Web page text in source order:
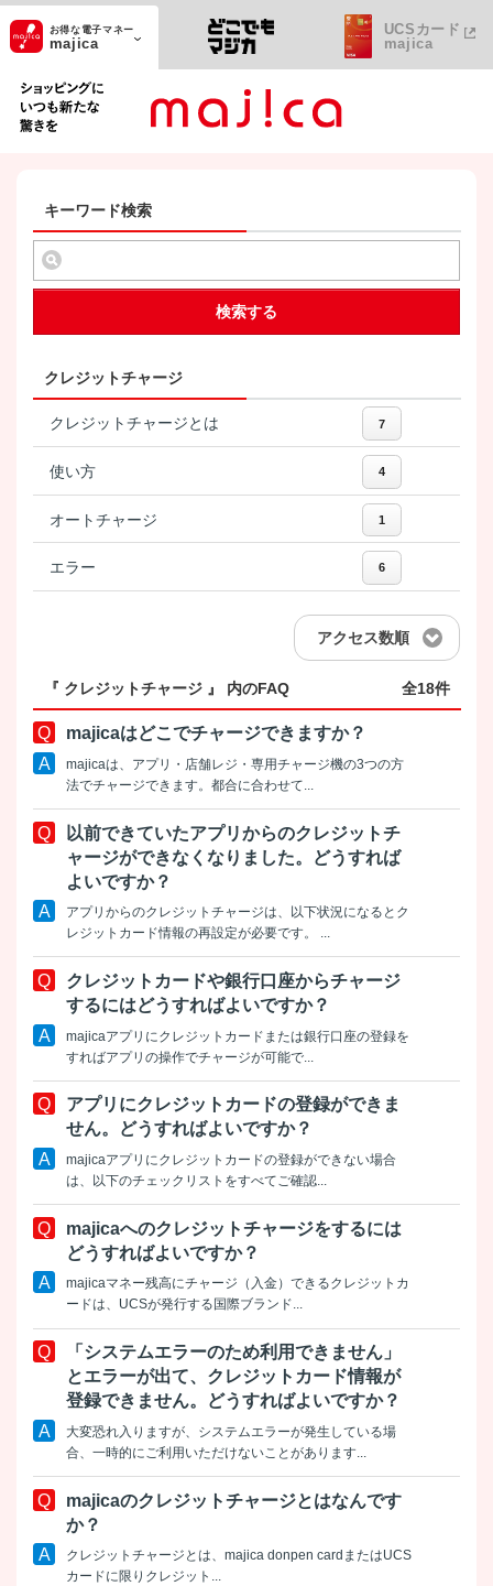
ショッピングにいつも新たな驚きを
お得な電子マネー
majica
UCSカード
majica
キーワード検索
検索する
クレジットチャージ
クレジットチャージとは 7
使い方 4
オートチャージ 1
エラー 6
アクセス数順
『 クレジットチャージ 』 内のFAQ 全18件
majicaはどこでチャージできますか？
majicaは、アプリ・店舗レジ・専用チャージ機の3つの方
法でチャージできます。都合に合わせて...
以前できていたアプリからのクレジットチ
ャージができなくなりました。どうすれば
よいですか？
アプリからのクレジットチャージは、以下状況になるとク
レジットカード情報の再設定が必要です。 ...
クレジットカードや銀行口座からチャージ
するにはどうすればよいですか？
majicaアプリにクレジットカードまたは銀行口座の登録を
すればアプリの操作でチャージが可能で...
アプリにクレジットカードの登録ができま
せん。どうすればよいですか？
majicaアプリにクレジットカードの登録ができない場合
は、以下のチェックリストをすべてご確認...
majicaへのクレジットチャージをするには
どうすればよいですか？
majicaマネー残高にチャージ（入金）できるクレジットカ
ードは、UCSが発行する国際ブランド...
「システムエラーのため利用できません」
とエラーが出て、クレジットカード情報が
登録できません。どうすればよいですか？
大変恐れ入りますが、システムエラーが発生している場
合、一時的にご利用いただけないことがあります...
majicaのクレジットチャージとはなんです
か？
クレジットチャージとは、majica donpen cardまたはUCS
カードに限りクレジット...